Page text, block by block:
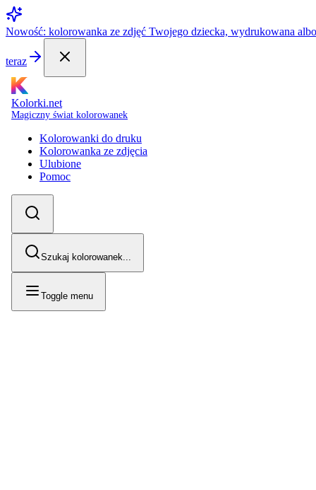
Nowość: kolorowanka ze zdjęć Twojego dziecka, wydrukowana
teraz
Kolorki.net
Magiczny świat kolorowanek
Kolorowanki do druku
Kolorowanka ze zdjęcia
Ulubione
Pomoc
Szukaj kolorowanek...
Toggle menu